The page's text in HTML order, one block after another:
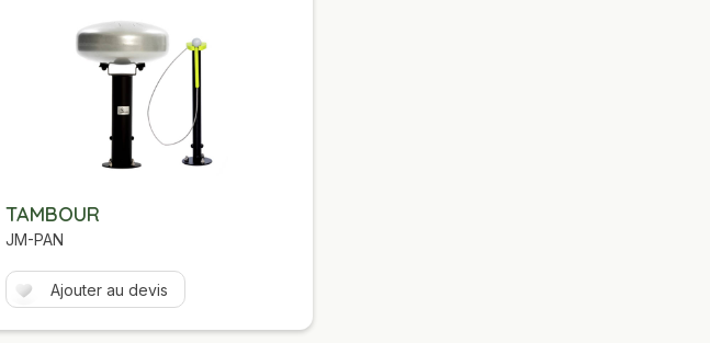
TAMBOUR
JM-PAN
Ajouter au devis